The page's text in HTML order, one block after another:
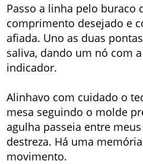
Passo a linha pelo buraco
comprimento desejado e
afiada. Uno as duas
saliva, dando um nó com
indicador.
Alinhavo com cuidado o
mesa seguindo o molde
agulha passeia entre
destreza. Há uma
movimento.